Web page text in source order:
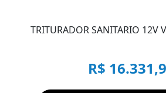
TRITURADOR SANITARIO 12V
R$